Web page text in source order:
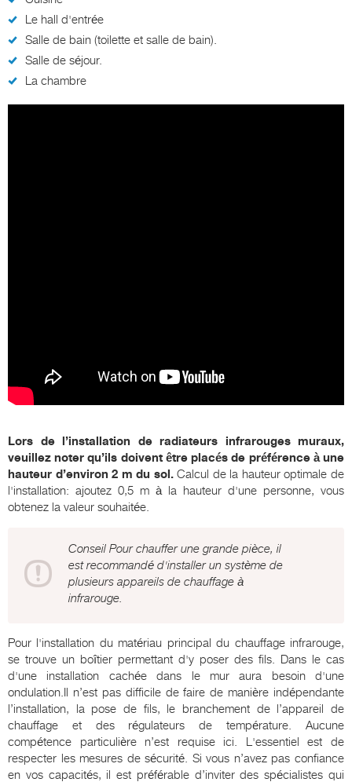
Le hall d'entrée
Salle de bain (toilette et salle de bain).
Salle de séjour.
La chambre
Lors de l’installation de radiateurs infrarouges muraux,
veuillez noter qu’ils doivent être placés de préférence à une
hauteur d’environ 2 m du sol.Calcul de la hauteur optimale de
l'installation: ajoutez 0,5 m à la hauteur d'une personne, vous
obtenez la valeur souhaitée.
Conseil Pour chauffer une grande pièce, il
est recommandé d'installer un système de
plusieurs appareils de chauffage à
infrarouge.
Pour l'installation du matériau principal du chauffage infrarouge,
se trouve un boîtier permettant d'y poser des fils. Dans le cas
d'une installation cachée dans le mur aura besoin d'une
ondulation.Il n’est pas difficile de faire de manière indépendante
l’installation, la pose de fils, le branchement de l’appareil de
chauffage et des régulateurs de température. Aucune
compétence particulière n’est requise ici. L'essentiel est de
respecter les mesures de sécurité. Si vous n’avez pas confiance
en vos capacités, il est préférable d’inviter des spécialistes qui